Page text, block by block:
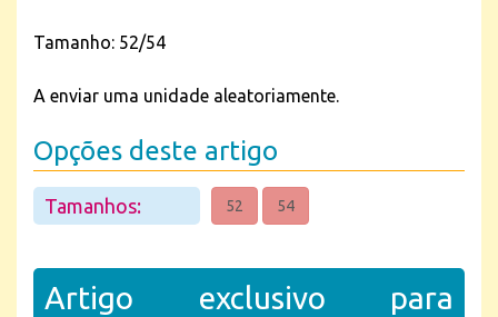
Tamanho: 52/54
A enviar uma unidade aleatoriamente.
Opções deste artigo
Tamanhos: 52 54
Artigo exclusivo para